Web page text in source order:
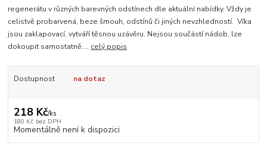
regenerátu v různých barevných odstínech dle aktuální nabídky. Vždy je
celistvě probarvená, beze šmouh, odstínů či jiných nevzhledností. Víka
jsou zaklapovací, vytváří těsnou uzávěru. Nejsou součástí nádob, lze
dokoupit samostatně.... celý popis
Dostupnost na dotaz
218 Kč/ks
180 Kč bez DPH
Momentálně není k dispozici